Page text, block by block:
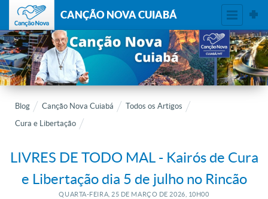
CANÇÃO NOVA CUIABÁ
Blog Canção Nova Cuiabá
Todos os Artigos
Cura e Libertação
LIVRES DE TODO MAL - Kairós de Cura
e Libertação dia 5 de julho no Rincão
QUARTA-FEIRA, 25 DE MARÇO DE 2026, 10H00